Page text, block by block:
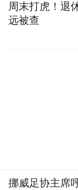
周末打虎！退
远被查
挪威足协主席